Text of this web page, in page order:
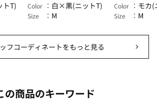
トT) Color 白×黒(ニットT)
Size M
Color モカ(
Size M
フコーディネートをもっと見る
の商品のキーワード